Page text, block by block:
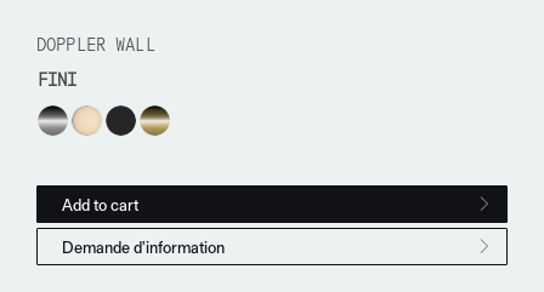
DOPPLER WALL
FINI
Doppler Wall quantity
Add to cart
Demande d'information